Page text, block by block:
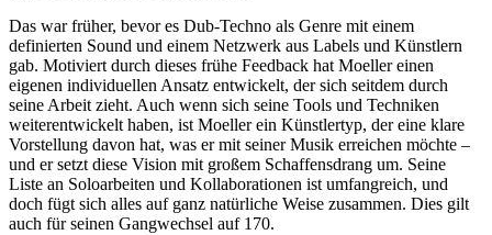
Das war früher, bevor es Dub-Techno als Genre mit einem
definierten Sound und einem Netzwerk aus Labels und Künstlern
gab. Motiviert durch dieses frühe Feedback hat Moeller einen
eigenen individuellen Ansatz entwickelt, der sich seitdem durch
seine Arbeit zieht. Auch wenn sich seine Tools und Techniken
weiterentwickelt haben, ist Moeller ein Künstlertyp, der eine klare
Vorstellung davon hat, was er mit seiner Musik erreichen möchte –
und er setzt diese Vision mit großem Schaffensdrang um. Seine
Liste an Soloarbeiten und Kollaborationen ist umfangreich, und
doch fügt sich alles auf ganz natürliche Weise zusammen. Dies gilt
auch für seinen Gangwechsel auf 170.